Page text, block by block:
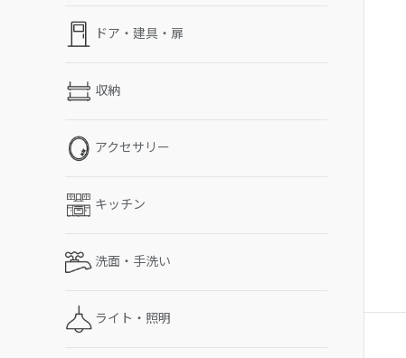
ドア・建具・扉
収納
アクセサリー
キッチン
洗面・手洗い
ライト・照明